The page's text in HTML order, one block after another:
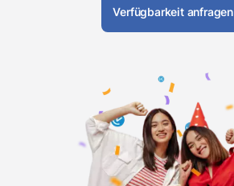
Verfügbarkeit anfragen